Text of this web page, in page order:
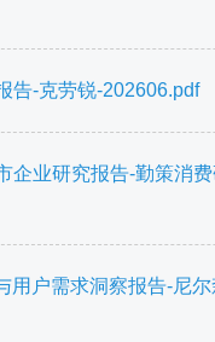
告-克劳锐-202606.pdf
企业研究报告-勤策消
用户需求洞察报告-尼尔